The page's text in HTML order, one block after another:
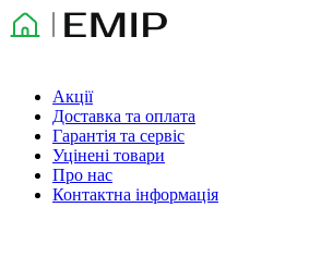
Акції
Доставка та оплата
Гарантія та сервіс
Уцінені товари
Про нас
Контактна інформація